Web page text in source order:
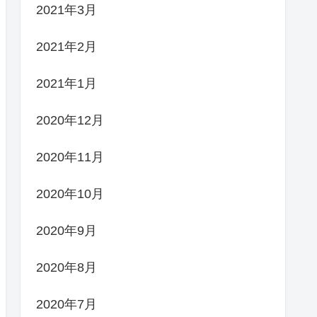
2021年3月
2021年2月
2021年1月
2020年12月
2020年11月
2020年10月
2020年9月
2020年8月
2020年7月